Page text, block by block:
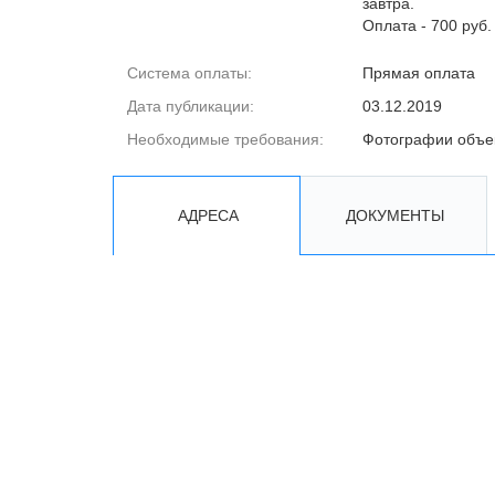
Оплата - 700 руб.
Система оплаты:
Прямая оплата
Дата публикации:
03.12.2019
Необходимые требования:
Фотографии
АДРЕСА ДОКУМЕНТЫ